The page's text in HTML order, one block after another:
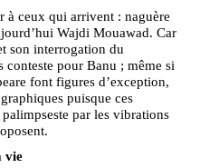
à ceux qui arrivent : naguère
Wajdi Mouawad. Car
son interrogation du
conteste pour Banu ; même si
font figures d’exception,
puisque ces
par les vibrations
vie